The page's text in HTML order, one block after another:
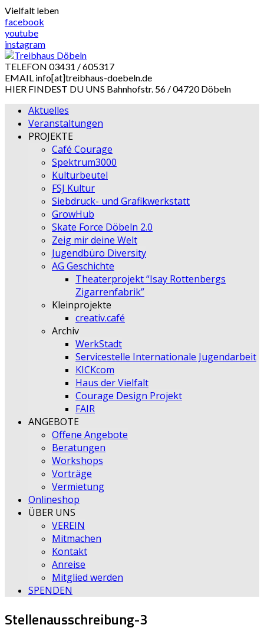
Skip
to
content
Vielfalt leben
facebook
youtube
instagram
TELEFON 03431 / 605317
EMAIL info[at]treibhaus-doebeln.de
HIER FINDEST DU UNS Bahnhofstr. 56 / 04720 Döbeln
Aktuelles
Veranstaltungen
PROJEKTE
Café Courage
Spektrum3000
Kulturbeutel
FSJ Kultur
Siebdruck- und Grafikwerkstatt
GrowHub
Skate Force Döbeln 2.0
Zeig mir deine Welt
Jugendbüro Diversity
AG Geschichte
Theaterprojekt “Isay Rottenbergs
Zigarrenfabrik”
Kleinprojekte
creativ.café
Archiv
WerkStadt
Servicestelle Internationale Jugendarbeit
KICKcom
Haus der Vielfalt
Courage Design Projekt
FAIR
ANGEBOTE
Offene Angebote
Beratungen
Workshops
Vorträge
Vermietung
Onlineshop
ÜBER UNS
VEREIN
Mitmachen
Kontakt
Anreise
Mitglied werden
SPENDEN
Stellenausschreibung-3